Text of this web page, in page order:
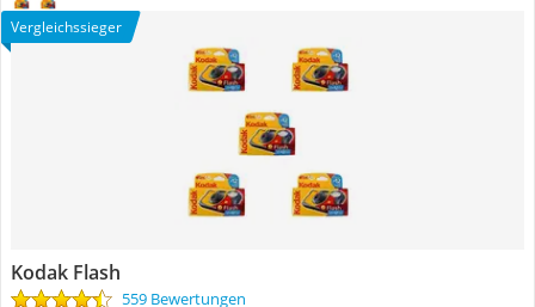
Vergleichssieger
Kodak Flash
559 Bewertungen